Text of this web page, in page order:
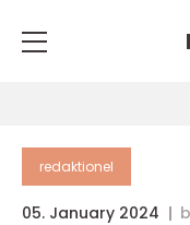
redaktionel
05. January 2024